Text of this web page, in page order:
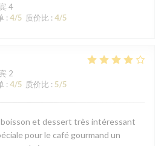
4
: 4/5 质价比 : 4/5
2
: 4/5 质价比 : 5/5
et dessert très intéressant
pour le café gourmand un